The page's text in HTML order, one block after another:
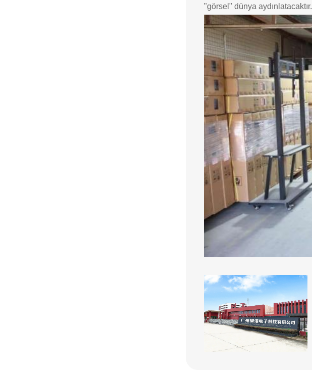
"görsel" dünya aydınlatacaktır.